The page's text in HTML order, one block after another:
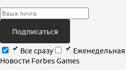
Подписаться
Все сразу
Еженедельная
Новости Forbes Games